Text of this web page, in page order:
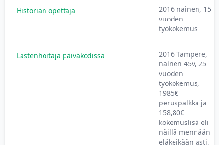
Historian opettaja
2016 nainen, 15
vuoden
työkokemus
Lastenhoitaja päiväkodissa
2016 Tampere,
nainen 45v, 25
vuoden
työkokemus,
1985€
peruspalkka ja
158,80€
kokemuslisä eli
näillä mennään
eläkeikään asti,